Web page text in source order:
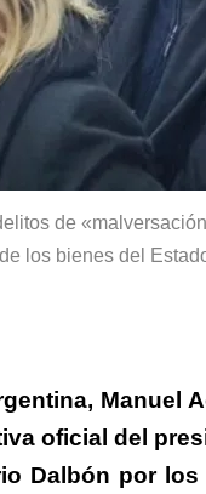
de
de los bienes del
Manuel
oficial del
Dalbón por los